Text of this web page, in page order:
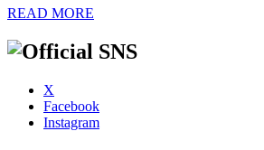
READ MORE
X
Facebook
Instagram